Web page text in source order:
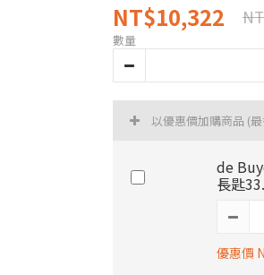
NT$10,322
數量
以優惠價加購商品 (
de
長匙
優惠價